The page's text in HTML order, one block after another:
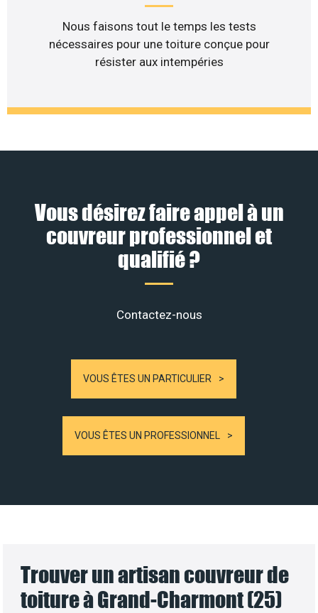
Nous faisons tout le temps les tests
nécessaires pour une toiture conçue pour
résister aux intempéries
Vous désirez faire appel à un
couvreur professionnel et
qualifié ?
Contactez-nous
VOUS ÊTES UN PARTICULIER
VOUS ÊTES UN PROFESSIONNEL
Trouver un artisan couvreur de
toiture à Grand-Charmont (25)